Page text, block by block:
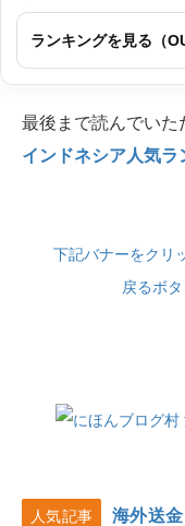
ランキングを見る（
最後まで読んでいた
インドネシア人気
下記バナーをクリ
戻るボ
人気記事
海外送